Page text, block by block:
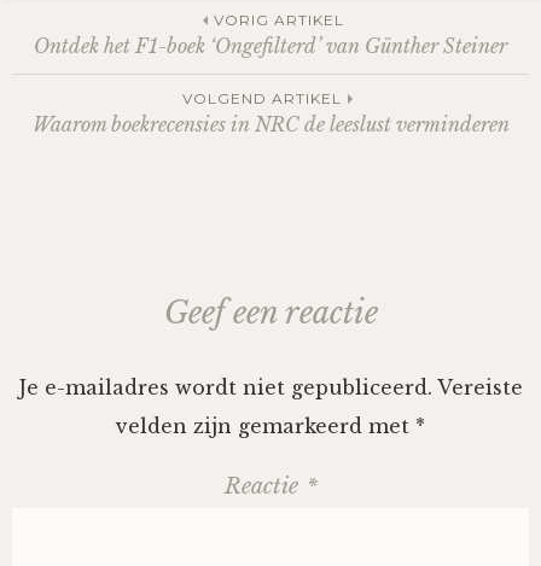
Berichtnavigatie
VORIG ARTIKEL
Ontdek het F1-boek ‘Ongefilterd’ van Günther Steiner
VOLGEND ARTIKEL
Waarom boekrecensies in NRC de leeslust verminderen
Geef een reactie
Je e-mailadres wordt niet gepubliceerd. Vereiste
velden zijn gemarkeerd met *
Reactie *